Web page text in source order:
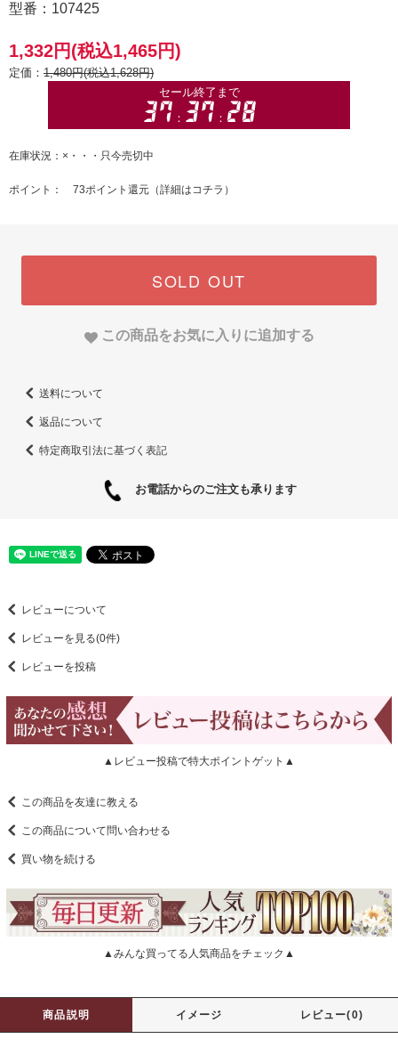
型番：107425
1,332円(税込1,465円)
定価： 1,480円(税込1,628円)
在庫状況：×・・・只今売切中
ポイント： 73ポイント還元（詳細はコチラ ）
SOLD OUT
この商品をお気に入りに追加する
送料について
返品について
特定商取引法に基づく表記
お電話からのご注文も承ります
レビューについて
レビューを見る(0件)
レビューを投稿
▲レビュー投稿で特大ポイントゲット▲
この商品を友達に教える
この商品について問い合わせる
買い物を続ける
▲みんな買ってる人気商品をチェック▲
商品説明 イメージ レビュー(0)